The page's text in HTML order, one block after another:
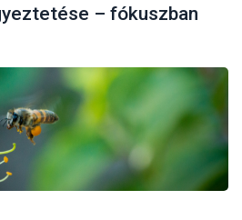
– fókuszban